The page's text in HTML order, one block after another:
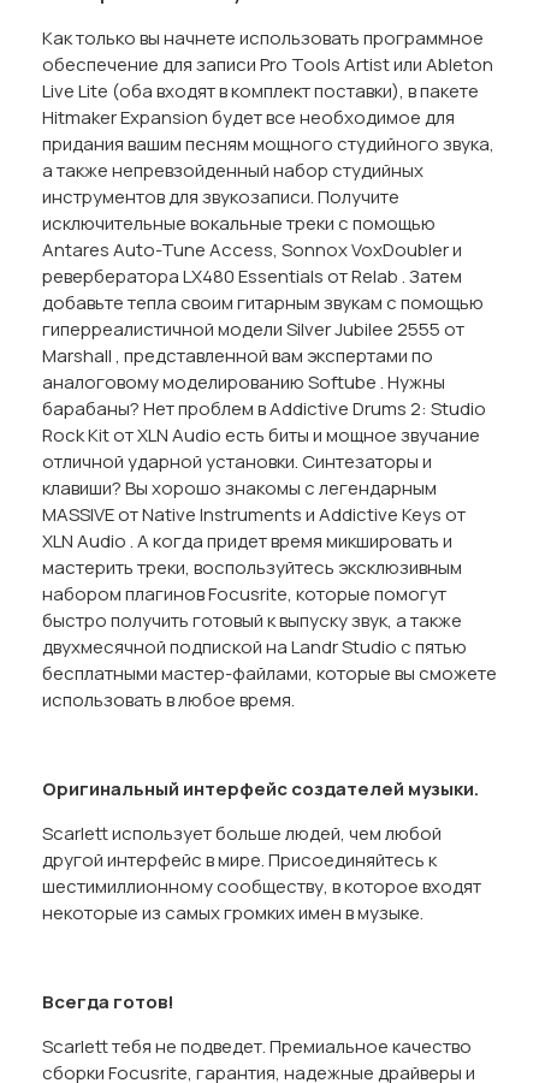
Как только вы начнете использовать программное
обеспечение для записи Pro Tools Artist или Ableton
Live Lite (оба входят в комплект поставки), в пакете
Hitmaker Expansion будет все необходимое для
придания вашим песням мощного студийного звука,
а также непревзойденный набор студийных
инструментов для звукозаписи. Получите
исключительные вокальные треки с помощью
Antares Auto-Tune Access, Sonnox VoxDoubler и
ревербератора LX480 Essentials от Relab . Затем
добавьте тепла своим гитарным звукам с помощью
гиперреалистичной модели Silver Jubilee 2555 от
Marshall , представленной вам экспертами по
аналоговому моделированию Softube . Нужны
барабаны? Нет проблем в Addictive Drums 2: Studio
Rock Kit от XLN Audio есть биты и мощное звучание
отличной ударной установки. Синтезаторы и
клавиши? Вы хорошо знакомы с легендарным
MASSIVE от Native Instruments и Addictive Keys от
XLN Audio . А когда придет время микшировать и
мастерить треки, воспользуйтесь эксклюзивным
набором плагинов Focusrite, которые помогут
быстро получить готовый к выпуску звук, а также
двухмесячной подпиской на Landr Studio с пятью
бесплатными мастер-файлами, которые вы сможете
использовать в любое время.
Оригинальный интерфейс создателей музыки.
Scarlett использует больше людей, чем любой
другой интерфейс в мире. Присоединяйтесь к
шестимиллионному сообществу, в которое входят
некоторые из самых громких имен в музыке.
Всегда готов!
Scarlett тебя не подведет. Премиальное качество
сборки Focusrite, гарантия, надежные драйверы и